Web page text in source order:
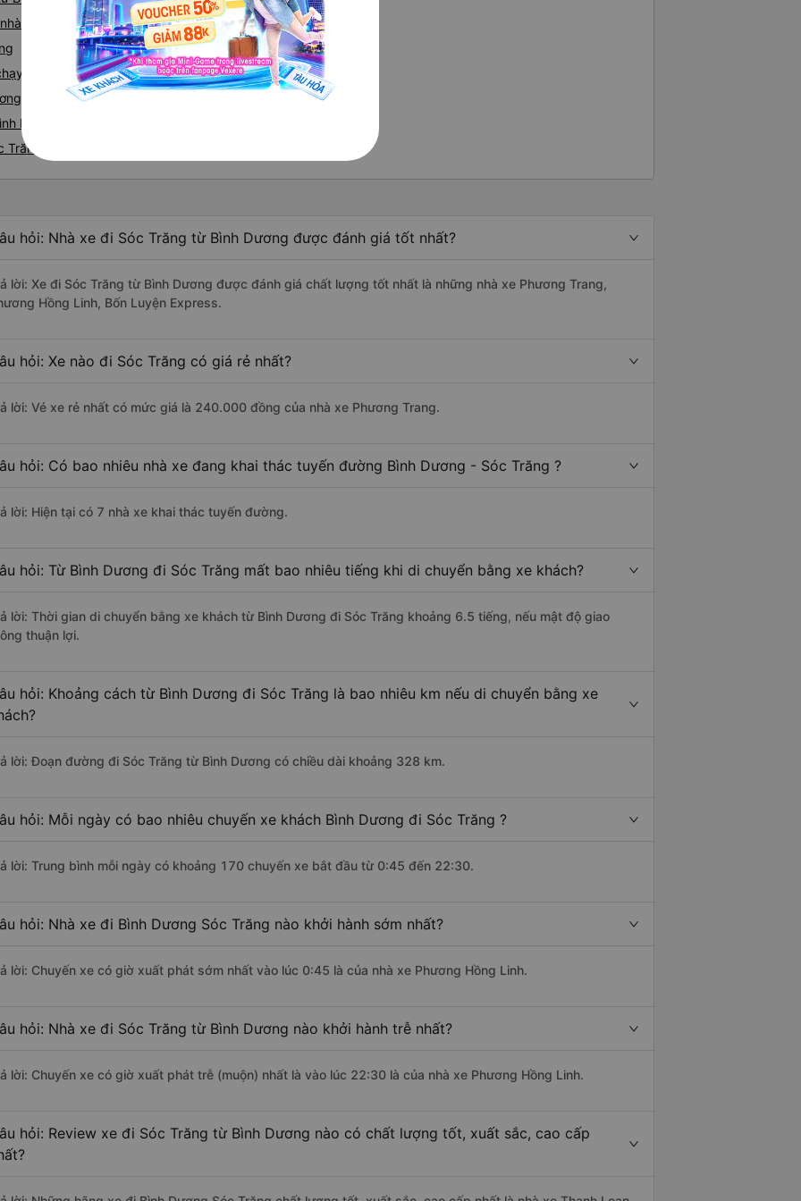
xe Bình Dương Sóc Trăng
tuyến đường Bình Dương đi Sóc Trăng
- Sóc Trăng
Dương nhanh và uy tín nhất
hỏi: Nhà xe đi Sóc Trăng từ Bình Dương được đánh giá tốt nhất?
lời: Xe đi Sóc Trăng từ Bình Dương được đánh giá chất lượng tốt nhất là những nhà xe Phương Trang,
Hồng Linh, Bốn Luyện Express.
hỏi: Xe nào đi Sóc Trăng có giá rẻ nhất?
lời: Vé xe rẻ nhất có mức giá là 240.000 đồng của nhà xe Phương Trang.
hỏi: Có bao nhiêu nhà xe đang khai thác tuyến đường Bình Dương - Sóc Trăng ?
lời: Hiện tại có 7 nhà xe khai thác tuyến đường.
hỏi: Từ Bình Dương đi Sóc Trăng mất bao nhiêu tiếng khi di chuyển bằng xe khách?
lời: Thời gian di chuyển bằng xe khách từ Bình Dương đi Sóc Trăng khoảng 6.5 tiếng, nếu mật độ giao
thuận lợi.
hỏi: Khoảng cách từ Bình Dương đi Sóc Trăng là bao nhiêu km nếu di chuyển bằng xe
lời: Đoạn đường đi Sóc Trăng từ Bình Dương có chiều dài khoảng 328 km.
hỏi: Mỗi ngày có bao nhiêu chuyến xe khách Bình Dương đi Sóc Trăng ?
lời: Trung bình mỗi ngày có khoảng 170 chuyến xe bắt đầu từ 0:45 đến 22:30.
hỏi: Nhà xe đi Bình Dương Sóc Trăng nào khởi hành sớm nhất?
lời: Chuyến xe có giờ xuất phát sớm nhất vào lúc 0:45 là của nhà xe Phương Hồng Linh.
hỏi: Nhà xe đi Sóc Trăng từ Bình Dương nào khởi hành trễ nhất?
lời: Chuyến xe có giờ xuất phát trễ (muộn) nhất là vào lúc 22:30 là của nhà xe Phương Hồng Linh.
hỏi: Review xe đi Sóc Trăng từ Bình Dương nào có chất lượng tốt, xuất sắc, cao cấp